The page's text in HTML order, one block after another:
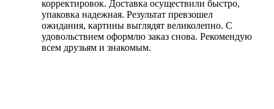
корректировок. Доставка осуществили быстро,
упаковка надежная. Результат превзошел
ожидания, картины выглядят великолепно. С
удовольствием оформлю заказ снова. Рекомендую
всем друзьям и знакомым.